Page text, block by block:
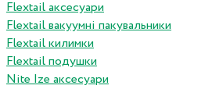
Flextail аксесуари
Flextail вакуумні пакувальники
Flextail килимки
Flextail подушки
Nite Ize аксесуари